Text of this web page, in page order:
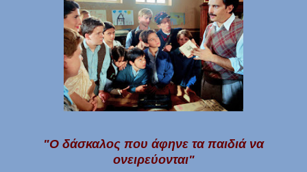
"Ο δάσκαλος που άφηνε τα παιδιά να
ονειρεύονται"